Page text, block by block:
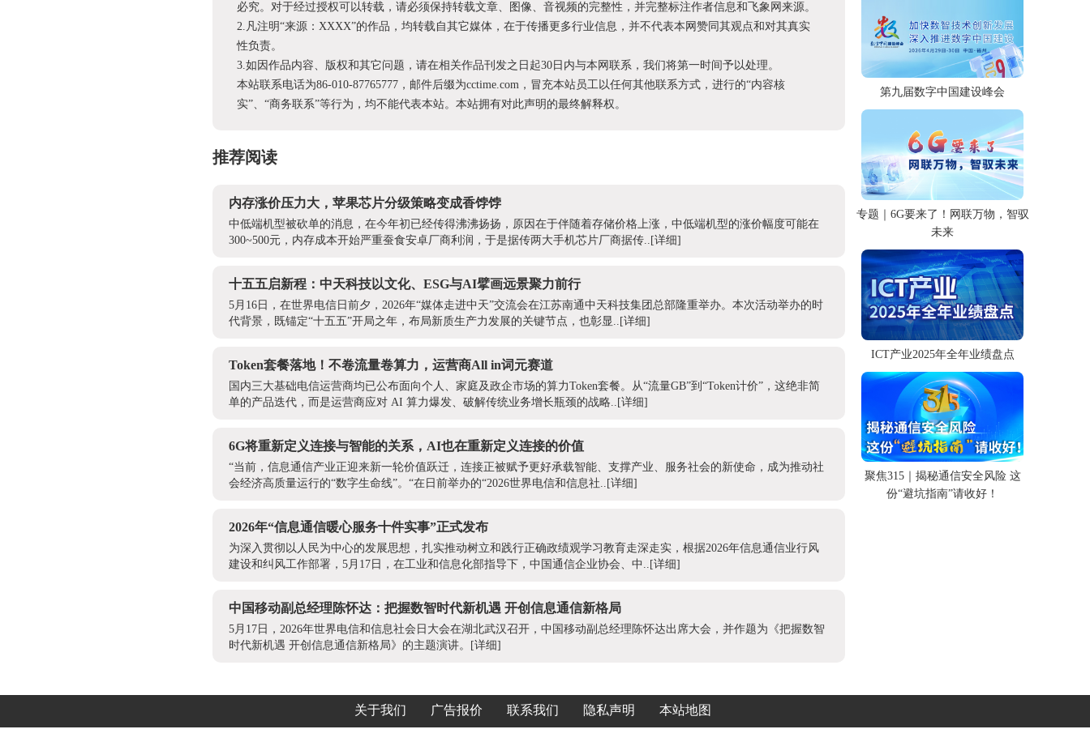
必究。对于经过授权可以转载，请必须保持转载文章、图像、音视频的完整性，并完整标注作者信息和飞象网来源。
2.凡注明“来源：XXXX”的作品，均转载自其它媒体，在于传播更多行业信息，并不代表本网赞同其观点和对其真实
性负责。
3.如因作品内容、版权和其它问题，请在相关作品刊发之日起30日内与本网联系，我们将第一时间予以处理。
本站联系电话为86-010-87765777，邮件后缀为cctime.com，冒充本站员工以任何其他联系方式，进行的“内容核
实”、“商务联系”等行为，均不能代表本站。本站拥有对此声明的最终解释权。
推荐阅读
内存涨价压力大，苹果芯片分级策略变成香饽饽
中低端机型被砍单的消息，在今年初已经传得沸沸扬扬，原因在于伴随着存储价格上涨，中低端机型的涨价幅度可能在
300~500元，内存成本开始严重蚕食安卓厂商利润，于是据传两大手机芯片厂商据传.. [详细]
十五五启新程：中天科技以文化、ESG与AI擘画远景聚力前行
5月16日，在世界电信日前夕，2026年“媒体走进中天”交流会在江苏南通中天科技集团总部隆重举办。本次活动举办的时
代背景，既锚定“十五五”开局之年，布局新质生产力发展的关键节点，也彰显.. [详细]
Token套餐落地！不卷流量卷算力，运营商All in词元赛道
国内三大基础电信运营商均已公布面向个人、家庭及政企市场的算力Token套餐。从“流量GB”到“Token计价”，这绝非简
单的产品迭代，而是运营商应对 AI 算力爆发、破解传统业务增长瓶颈的战略.. [详细]
6G将重新定义连接与智能的关系，AI也在重新定义连接的价值
“当前，信息通信产业正迎来新一轮价值跃迁，连接正被赋予更好承载智能、支撑产业、服务社会的新使命，成为推动社
会经济高质量运行的“数字生命线”。“在日前举办的“2026世界电信和信息社.. [详细]
2026年“信息通信暖心服务十件实事”正式发布
为深入贯彻以人民为中心的发展思想，扎实推动树立和践行正确政绩观学习教育走深走实，根据2026年信息通信业行风
建设和纠风工作部署，5月17日，在工业和信息化部指导下，中国通信企业协会、中.. [详细]
中国移动副总经理陈怀达：把握数智时代新机遇 开创信息通信新格局
5月17日，2026年世界电信和信息社会日大会在湖北武汉召开，中国移动副总经理陈怀达出席大会，并作题为《把握数智
时代新机遇 开创信息通信新格局》的主题演讲。
[详细]
第九届数字中国建设峰会
专题｜6G要来了！网联万物，智驭
未来
ICT产业2025年全年业绩盘点
聚焦315｜揭秘通信安全风险 这
份“避坑指南”请收好！
关于我们 广告报价 联系我们 隐私声明 本站地图